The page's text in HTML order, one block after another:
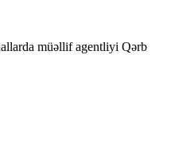
müəllif agentliyi Qərb